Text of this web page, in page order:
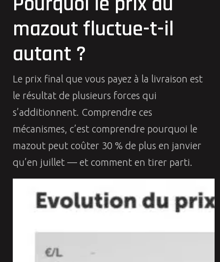
mazout fluctue-t-il
autant ?
Le prix final que vous payez à la livraison est
le résultat de plusieurs forces qui
s’additionnent. Comprendre ces
mécanismes, c’est comprendre pourquoi le
mazout peut coûter 30 % de plus en janvier
qu’en juillet — et comment en tirer parti.